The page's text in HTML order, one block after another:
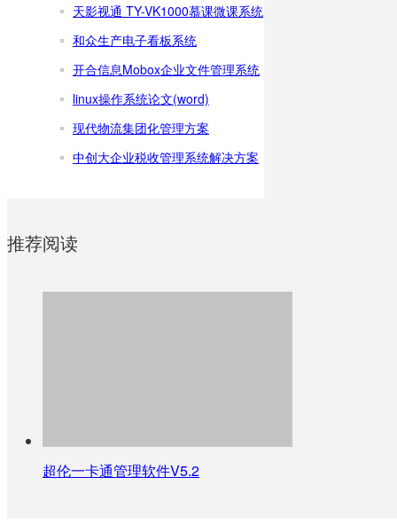
天影视通 TY-VK1000慕课微课系统
和众生产电子看板系统
开合信息Mobox企业文件管理系统
linux操作系统论文(word)
现代物流集团化管理方案
中创大企业税收管理系统解决方案
推荐阅读
超伦一卡通管理软件V5.2